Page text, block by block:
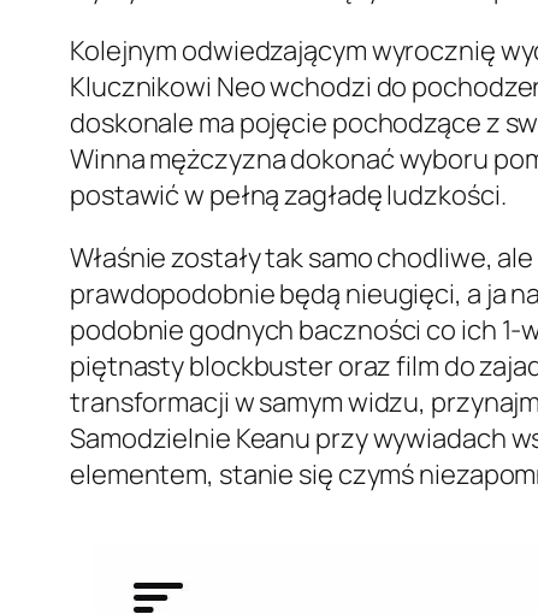
Kolejnym odwiedzającym wyrocznię
Klucznikowi Neo wchodzi do
doskonale ma pojęcie pochodzące z
Winna mężczyzna dokonać wyboru
postawić w pełną zagładę ludzkości.
Właśnie zostały tak samo chodliwe,
prawdopodobnie będą nieugięci, a ja
podobnie godnych baczności co ich
piętnasty blockbuster oraz film do
transformacji w samym widzu,
Samodzielnie Keanu przy wywiadach
elementem, stanie się czymś